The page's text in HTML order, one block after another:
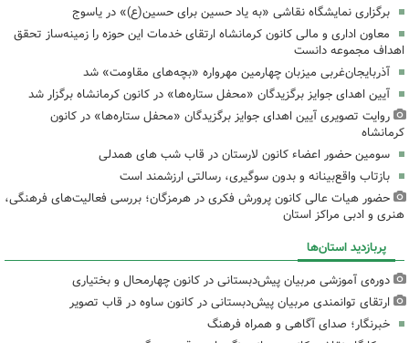
برگزاری نمایشگاه نقاشی «به یاد حسین برای حسین(ع)» در یاسوج
معاون اداری و مالی کانون کرمانشاه ارتقای خدمات این حوزه را زمینه‌ساز تحقق
اهداف مجموعه دانست
آذربایجان‌غربی میزبان چهارمین مهرواره «بچه‌های مقاومت» شد
آیین اهدای جوایز برگزیدگان «محفل ستاره‌ها» در کانون کرمانشاه برگزار شد
روایت تصویری آیین اهدای جوایز برگزیدگان «محفل ستاره‌ها» در کانون
کرمانشاه
سومین حضور اعضاء کانون لارستان در قاب شب های همدلی
بازتاب واقع‌بینانه و بدون سوگیری، رسالتی ارزشمند است
حضور هیات عالی کانون پرورش فکری در هرمزگان؛ بررسی فعالیت‌های فرهنگی،
هنری و ادبی مراکز استان
پربازدید استان‌ها
دوره‌ی آموزشی مربیان پیش‌دبستانی در کانون چهارمحال و بختیاری
ارتقای توانمندی مربیان پیش‌دبستانی در کانون ساوه در قاب تصویر
خبرنگار؛ صدای آگاهی و همراه فرهنگ